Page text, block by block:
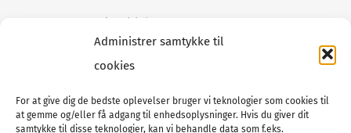
Administrer samtykke til
cookies
For at give dig de bedste oplevelser bruger vi teknologier som cookies til
at gemme og/eller få adgang til enhedsoplysninger. Hvis du giver dit
samtykke til disse teknologier, kan vi behandle data som f.eks.
Tilmeld dig vores
Tel :89 88 13 90